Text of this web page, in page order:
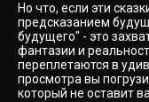
Но что, если эти
предсказанием
будущего" - это
фантазии и
переплетаются в
просмотра вы
который не оставит